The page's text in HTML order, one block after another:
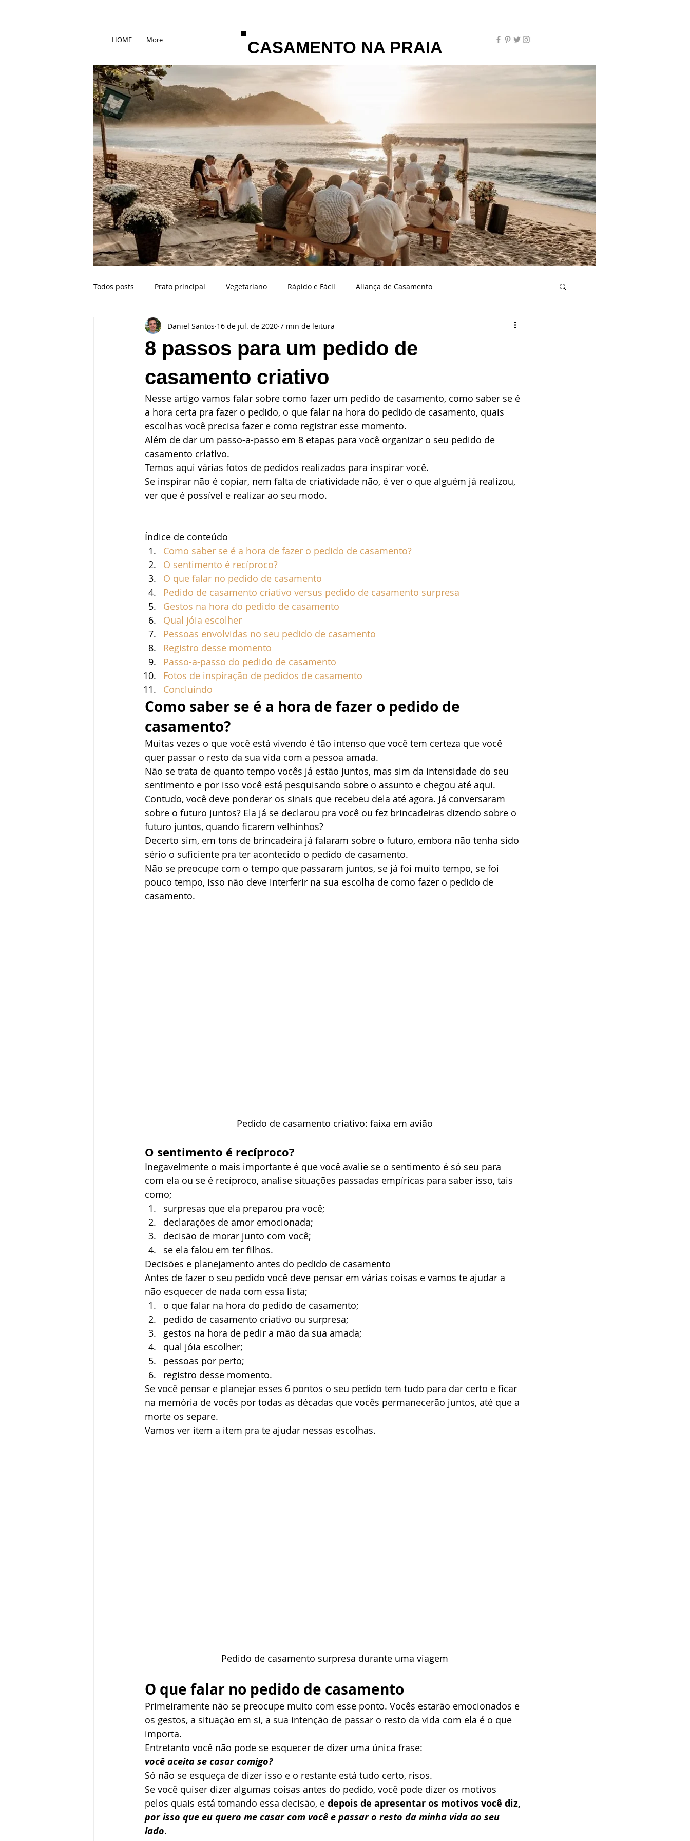
CASAMENTO NA PRAIA
HOME More
Todos posts Prato principal Vegetariano Rápido e Fácil Aliança de Casamento
Buffet para casamento na praia Bodas de casamento
Casamento na praia
Crianças no casamento Espaço de casamento Decoração Eventos Fotografia Lista de casamento
Ilhabela SP Fotógrafo de casamento
Pedido de casamento Vestido de noiva São Sebastião
Vida de casados
8 passos para um pedido de
casamento criativo
Daniel Santos 16 de jul. de 2020 7 min de leitura
Nesse artigo vamos falar sobre como fazer um pedido de casamento, como saber se é
a hora certa pra fazer o pedido, o que falar na hora do pedido de casamento, quais
escolhas você precisa fazer e como registrar esse momento.
Além de dar um passo-a-passo em 8 etapas para você organizar o seu pedido de
casamento criativo.
Temos aqui várias fotos de pedidos realizados para inspirar você.
Se inspirar não é copiar, nem falta de criatividade não, é ver o que alguém já realizou,
ver que é possível e realizar ao seu modo.
Índice de conteúdo
Como saber se é a hora de fazer o pedido de casamento?
O sentimento é recíproco?
O que falar no pedido de casamento
Pedido de casamento criativo versus pedido de casamento surpresa
Gestos na hora do pedido de casamento
Qual jóia escolher
Pessoas envolvidas no seu pedido de casamento
Registro desse momento
Passo-a-passo do pedido de casamento
Fotos de inspiração de pedidos de casamento
Concluindo
Como saber se é a hora de fazer o pedido de
casamento?
Muitas vezes o que você está vivendo é tão intenso que você tem certeza que você
quer passar o resto da sua vida com a pessoa amada.
Não se trata de quanto tempo vocês já estão juntos, mas sim da intensidade do seu
sentimento e por isso você está pesquisando sobre o assunto e chegou até aqui.
Contudo, você deve ponderar os sinais que recebeu dela até agora. Já conversaram
sobre o futuro juntos? Ela já se declarou pra você ou fez brincadeiras dizendo sobre o
futuro juntos, quando ficarem velhinhos?
Decerto sim, em tons de brincadeira já falaram sobre o futuro, embora não tenha sido
sério o suficiente pra ter acontecido o pedido de casamento.
Não se preocupe com o tempo que passaram juntos, se já foi muito tempo, se foi
pouco tempo, isso não deve interferir na sua escolha de como fazer o pedido de
casamento.
Pedido de casamento criativo: faixa em avião
O sentimento é recíproco?
Inegavelmente o mais importante é que você avalie se o sentimento é só seu para
com ela ou se é recíproco, analise situações passadas empíricas para saber isso, tais
como;
surpresas que ela preparou pra você;
declarações de amor emocionada;
decisão de morar junto com você;
se ela falou em ter filhos.
Decisões e planejamento antes do pedido de casamento
Antes de fazer o seu pedido você deve pensar em várias coisas e vamos te ajudar a
não esquecer de nada com essa lista;
o que falar na hora do pedido de casamento;
pedido de casamento criativo ou surpresa;
gestos na hora de pedir a mão da sua amada;
qual jóia escolher;
pessoas por perto;
registro desse momento.
Se você pensar e planejar esses 6 pontos o seu pedido tem tudo para dar certo e ficar
na memória de vocês por todas as décadas que vocês permanecerão juntos, até que a
morte os separe.
Vamos ver item a item pra te ajudar nessas escolhas.
Pedido de casamento surpresa durante uma viagem
O que falar no pedido de casamento
Primeiramente não se preocupe muito com esse ponto. Vocês estarão emocionados e
os gestos, a situação em si, a sua intenção de passar o resto da vida com ela é o que
importa.
Entretanto você não pode se esquecer de dizer uma única frase:
você aceita se casar comigo?
Só não se esqueça de dizer isso e o restante está tudo certo, risos.
Se você quiser dizer algumas coisas antes do pedido, você pode dizer os motivos
pelos quais está tomando essa decisão, e depois de apresentar os motivos você diz,
por isso que eu quero me casar com você e passar o resto da minha vida ao seu
lado.